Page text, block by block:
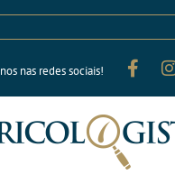
nas redes sociais!